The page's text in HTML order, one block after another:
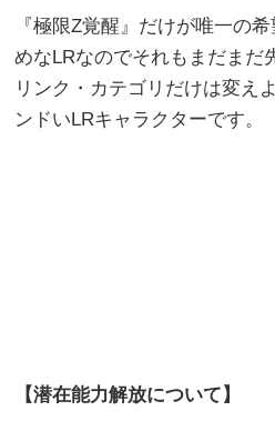
『極限Z覚醒』だけが唯一の
めなLRなのでそれもまだまだ
リンク・カテゴリだけは変え
ンドいLRキャラクターです。
【潜在能力解放について】